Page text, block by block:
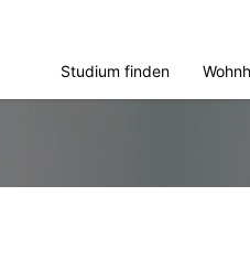
Studium finden